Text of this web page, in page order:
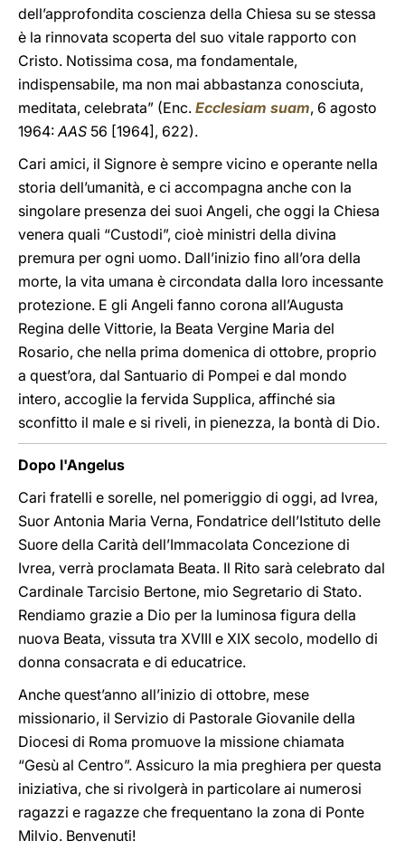
dell’approfondita coscienza della Chiesa su se stessa
è la rinnovata scoperta del suo vitale rapporto con
Cristo. Notissima cosa, ma fondamentale,
indispensabile, ma non mai abbastanza conosciuta,
meditata, celebrata” (Enc. Ecclesiam suam, 6 agosto
1964:AAS 56 [1964], 622).
Cari amici, il Signore è sempre vicino e operante nella
storia dell’umanità, e ci accompagna anche con la
singolare presenza dei suoi Angeli, che oggi la Chiesa
venera quali “Custodi”, cioè ministri della divina
premura per ogni uomo. Dall’inizio fino all’ora della
morte, la vita umana è circondata dalla loro incessante
protezione. E gli Angeli fanno corona all’Augusta
Regina delle Vittorie, la Beata Vergine Maria del
Rosario, che nella prima domenica di ottobre, proprio
a quest’ora, dal Santuario di Pompei e dal mondo
intero, accoglie la fervida Supplica, affinché sia
sconfitto il male e si riveli, in pienezza, la bontà di Dio.
Dopo l'Angelus
Cari fratelli e sorelle, nel pomeriggio di oggi, ad Ivrea,
Suor Antonia Maria Verna, Fondatrice dell’Istituto delle
Suore della Carità dell’Immacolata Concezione di
Ivrea, verrà proclamata Beata. Il Rito sarà celebrato dal
Cardinale Tarcisio Bertone, mio Segretario di Stato.
Rendiamo grazie a Dio per la luminosa figura della
nuova Beata, vissuta tra XVIII e XIX secolo, modello di
donna consacrata e di educatrice.
Anche quest’anno all’inizio di ottobre, mese
missionario, il Servizio di Pastorale Giovanile della
Diocesi di Roma promuove la missione chiamata
“Gesù al Centro”. Assicuro la mia preghiera per questa
iniziativa, che si rivolgerà in particolare ai numerosi
ragazzi e ragazze che frequentano la zona di Ponte
Milvio. Benvenuti!